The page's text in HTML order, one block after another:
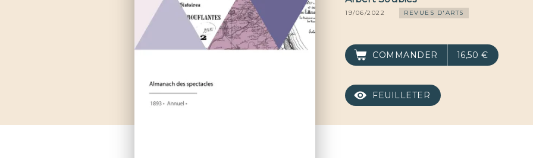
19/06/2022 REVUES D'ARTS
COMMANDER 16,50 €
FEUILLETER